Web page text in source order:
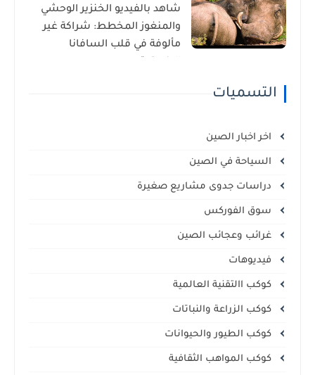
شاهد بالفيديو الخنزير الوحشي
والمنغوز المخطط: شراكة غير
مألوفة في قلب السافانا
التسميات
اخر اخبار الصين
السياحة في الصين
دراسات جدوى مشاريع صغيرة
سوق الفوركس
غرائب وعجائب الصين
فيديوهات
كوكب االتقنية العالمية
كوكب الزراعة والنباتات
كوكب الطيور والحيوانات
كوكب المواهب الثقافية